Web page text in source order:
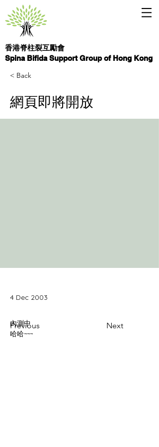
香港脊柱裂互勵會
Spina Bifida Support Group of Hong Kong
< Back
網頁即將開放
4 Dec 2003
Previous Next
哈哈~~~